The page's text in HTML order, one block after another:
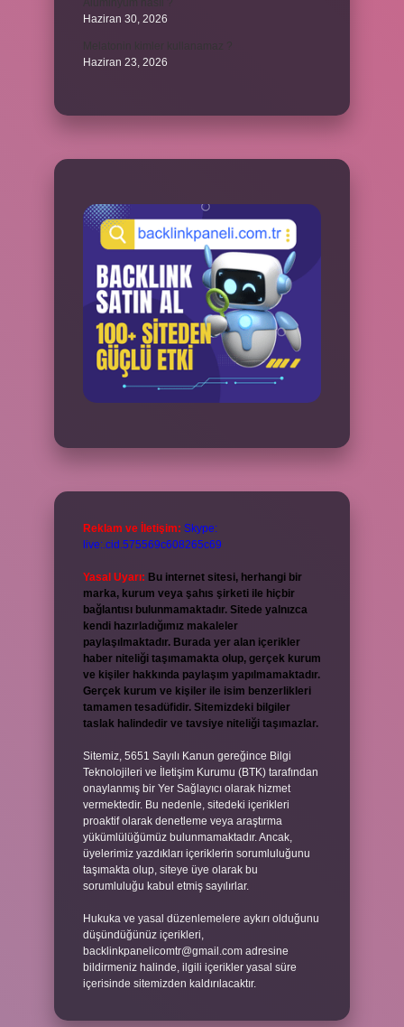
Haziran 30, 2026
Haziran 23, 2026
Reklam ve İletişim: Skype:
live:.cid.575569c608265c69
Yasal Uyarı: Bu internet sitesi, herhangi bir
marka, kurum veya şahıs şirketi ile hiçbir
bağlantısı bulunmamaktadır. Sitede yalnızca
kendi hazırladığımız makaleler
paylaşılmaktadır. Burada yer alan içerikler
haber niteliği taşımamakta olup, gerçek kurum
ve kişiler hakkında paylaşım yapılmamaktadır.
Gerçek kurum ve kişiler ile isim benzerlikleri
tamamen tesadüfidir. Sitemizdeki bilgiler
taslak halindedir ve tavsiye niteliği taşımazlar.
Sitemiz, 5651 Sayılı Kanun gereğince Bilgi
Teknolojileri ve İletişim Kurumu (BTK) tarafından
onaylanmış bir Yer Sağlayıcı olarak hizmet
vermektedir. Bu nedenle, sitedeki içerikleri
proaktif olarak denetleme veya araştırma
yükümlülüğümüz bulunmamaktadır. Ancak,
üyelerimiz yazdıkları içeriklerin sorumluluğunu
taşımakta olup, siteye üye olarak bu
sorumluluğu kabul etmiş sayılırlar.
Hukuka ve yasal düzenlemelere aykırı olduğunu
düşündüğünüz içerikleri,
backlinkpanelicomtr@gmail.com adresine
bildirmeniz halinde, ilgili içerikler yasal süre
içerisinde sitemizden kaldırılacaktır.